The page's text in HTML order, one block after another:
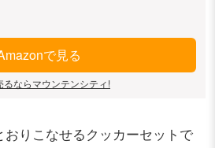
で見る
ならマウンテンシティ!
りこなせるクッカーセットで